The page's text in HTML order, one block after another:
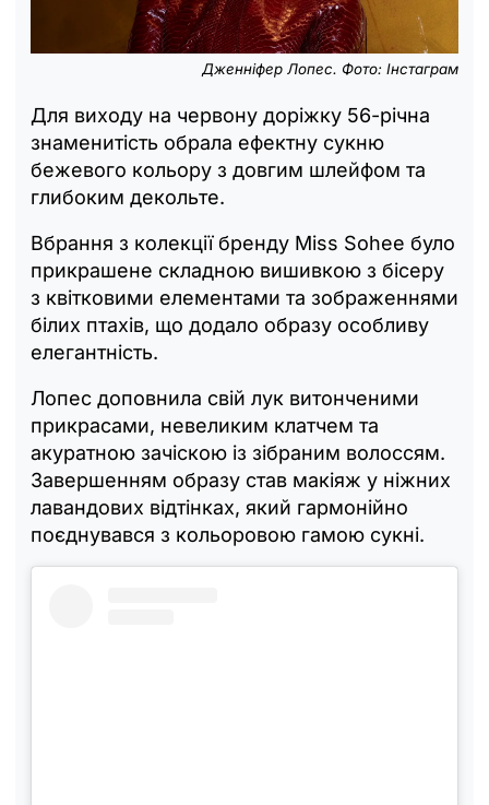
Дженніфер Лопес. Фото: Інстаграм
Для виходу на червону доріжку 56-річна
знаменитість обрала ефектну сукню
бежевого кольору з довгим шлейфом та
глибоким декольте.
Вбрання з колекції бренду Miss Sohee було
прикрашене складною вишивкою з бісеру
з квітковими елементами та зображеннями
білих птахів, що додало образу особливу
елегантність.
Лопес доповнила свій лук витонченими
прикрасами, невеликим клатчем та
акуратною зачіскою із зібраним волоссям.
Завершенням образу став макіяж у ніжних
лавандових відтінках, який гармонійно
поєднувався з кольоровою гамою сукні.